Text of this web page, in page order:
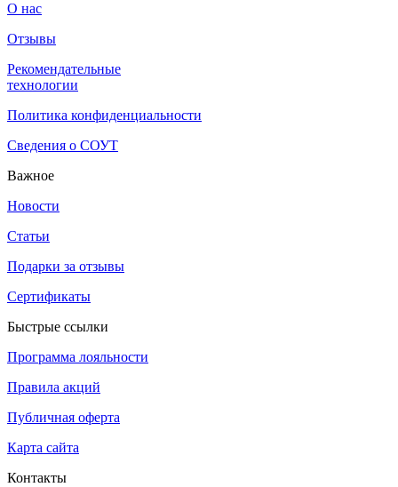
О нас
Отзывы
Рекомендательные
технологии
Политика конфиденциальности
Сведения о СОУТ
Важное
Новости
Статьи
Подарки за отзывы
Сертификаты
Быстрые ссылки
Программа лояльности
Правила акций
Публичная оферта
Карта сайта
Контакты